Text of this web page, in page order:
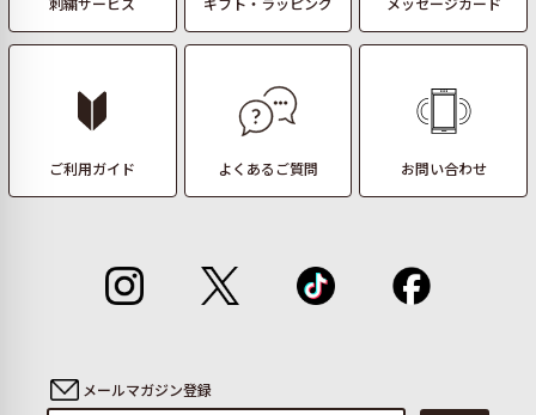
ご利用ガイド よくあるご質問 お問い合わせ
メールマガジン登録